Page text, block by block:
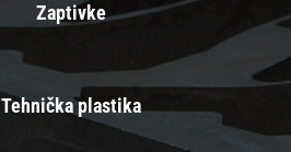
Zaptivke
Tehnička plastika